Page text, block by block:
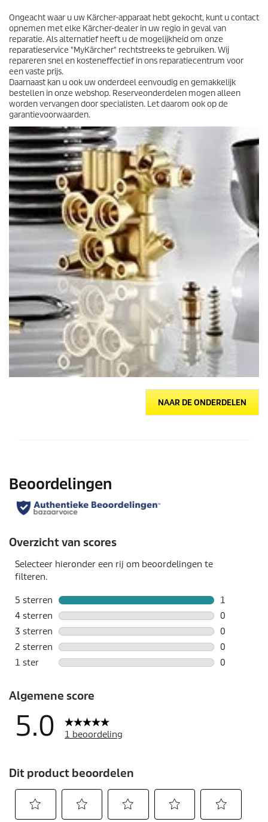
o
r
d
e
l
i
n
g
Ongeacht waar u uw Kärcher-apparaat hebt gekocht, kunt u contact
opnemen met elke Kärcher-dealer in uw regio in geval van
reparatie. Als alternatief heeft u de mogelijkheid om onze
reparatieservice "MyKärcher" rechtstreeks te gebruiken. Wij
repareren snel en kosteneffectief in ons reparatiecentrum voor
een vaste prijs.
Daarnaast kan u ook uw onderdeel eenvoudig en gemakkelijk
bestellen in onze webshop. Reserveonderdelen mogen alleen
worden vervangen door specialisten. Let daarom ook op de
garantievoorwaarden.
NAAR DE ONDERDELEN